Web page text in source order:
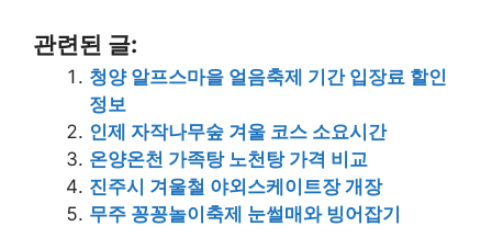
관련된 글:
청양 알프스마을 얼음축제 기간 입장료 할인
정보
인제 자작나무숲 겨울 코스 소요시간
온양온천 가족탕 노천탕 가격 비교
진주시 겨울철 야외스케이트장 개장
무주 꽁꽁놀이축제 눈썰매와 빙어잡기